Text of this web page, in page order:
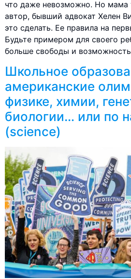
что даже невозможно. Но мама
автор, бывший адвокат Хелен
это сделать. Ее правила на
Будьте примером для своего
больше свободы и
Школьное
американские
физике, химии,
биологии… или по
(science)